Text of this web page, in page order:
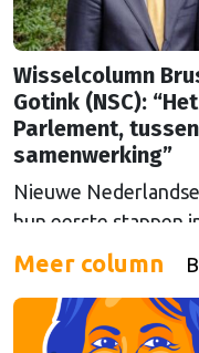
Wisselcolumn
Gotink (NSC):
Parlement,
samenwerking”
Nieuwe
hun eerste stappen
zijn ze? Hoe gaat
bezig? Elke week
te praten. Vandaag:
Meer column